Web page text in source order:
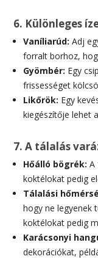
6. Különleges
Vaníliarúd: Adj
forralt borhoz,
Gyömbér: Egy
frissességet
Likőrök: Egy
kiegészítője lehet
7. A tálalás
Hőálló bögrék: A
koktélokat pedig
Tálalási
hogy ne legyenek
koktélokat pedig
Karácsonyi
dekorációkat,